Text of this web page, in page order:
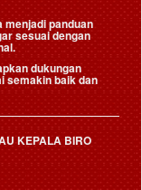
menjadi panduan
sesuai dengan
dukungan
semakin baik dan
KEPALA BIRO